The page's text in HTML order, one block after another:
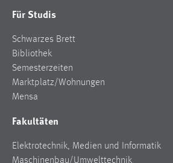
Für Studis
Schwarzes Brett
Bibliothek
Semesterzeiten
Marktplatz/Wohnungen
Mensa
Fakultäten
Elektrotechnik, Medien und Informatik
Maschinenbau/Umwelttechnik